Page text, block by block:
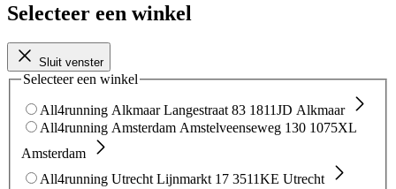
Selecteer een winkel
Sluit venster
Selecteer een winkel
All4running Alkmaar Langestraat 83 1811JD Alkmaar
All4running Amsterdam Amstelveenseweg 130 1075XL
Amsterdam
All4running Utrecht Lijnmarkt 17 3511KE Utrecht